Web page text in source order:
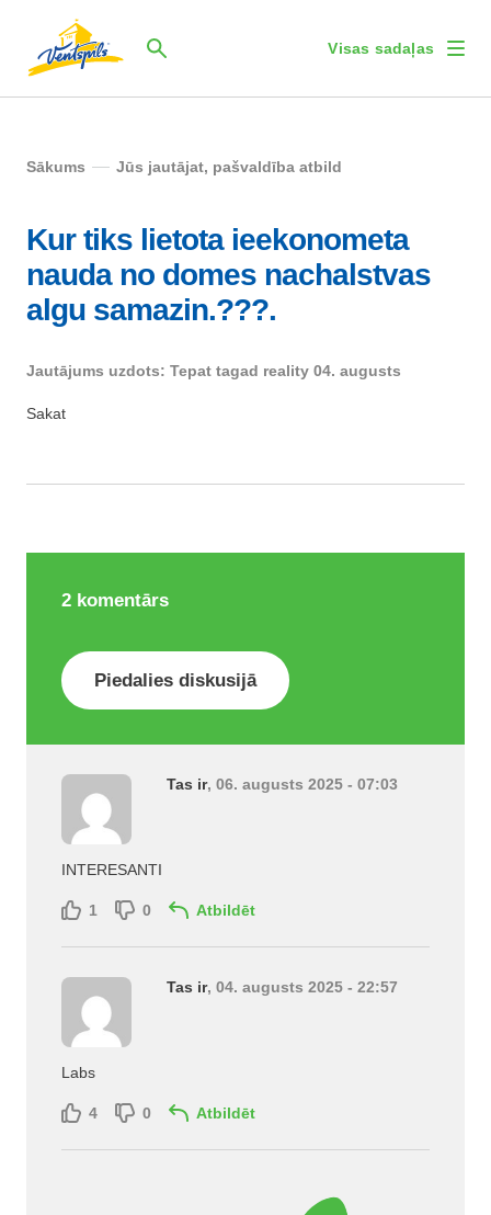
Visas sadaļas
Sākums Jūs jautājat, pašvaldība atbild
Kur tiks lietota ieekonometa
nauda no domes nachalstvas
algu samazin.???.
Jautājums uzdots: Tepat tagad reality 04. augusts
Sakat
2 komentārs
Piedalies diskusijā
Tas ir, 06. augusts 2025 - 07:03
INTERESANTI
1 0 Atbildēt
Tas ir, 04. augusts 2025 - 22:57
Labs
4 0 Atbildēt